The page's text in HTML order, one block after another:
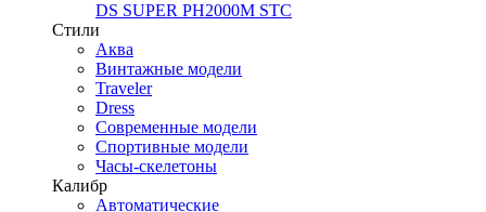
DS SUPER PH2000M STC
Стили
Аква
Винтажные модели
Traveler
Dress
Современные модели
Спортивные модели
Часы-скелетоны
Калибр
Автоматические